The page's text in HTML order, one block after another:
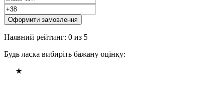
Оформити замовлення
Наявний рейтинг: 0 из 5
Будь ласка вибиріть бажану оцінку: